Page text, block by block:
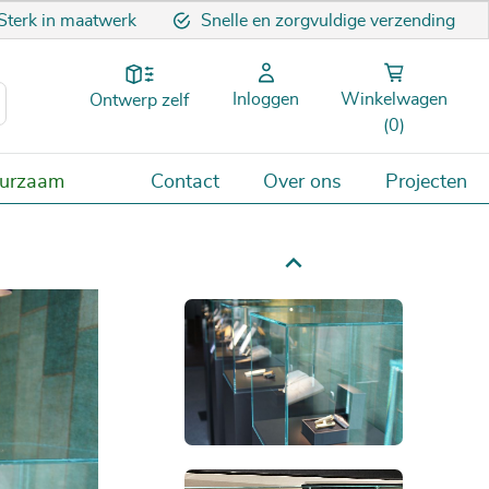
in maatwerk Snelle en zorgvuldige verzending
Ontwerp zelf Inloggen
Winkelwagen
(0)
Projecten
Over ons
Contact